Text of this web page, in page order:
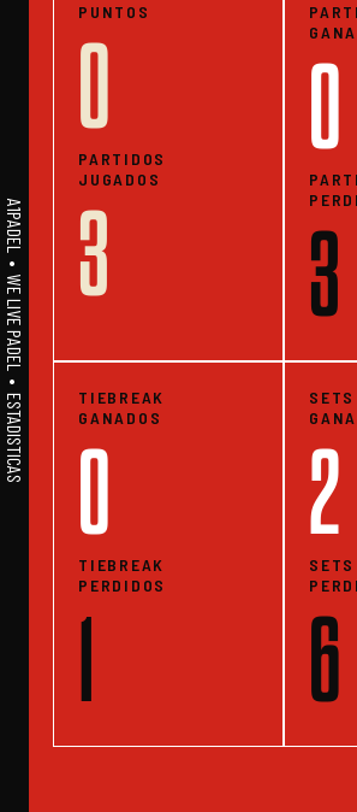
A1PADEL • WE LIVE PADEL • ESTADISTICAS
PUNTOS
0
PARTIDOS
JUGADOS
3
0
3
TIEBREAK
GANADOS
0
TIEBREAK
PERDIDOS
1
SETS
2
SETS
6